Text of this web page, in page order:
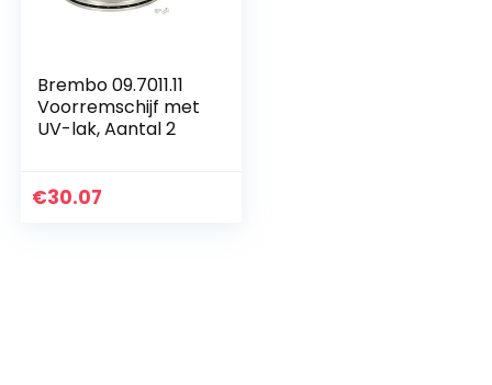
Brembo 09.7011.11
Voorremschijf met
UV-lak, Aantal 2
€30.07